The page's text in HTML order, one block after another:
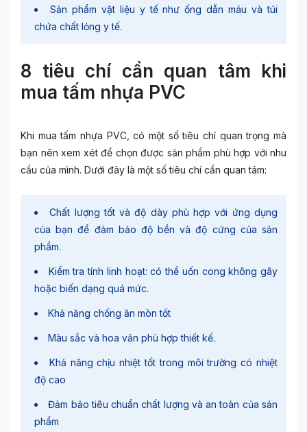
Sản phẩm vật liệu y tế như ống dẫn máu và túi
chứa chất lỏng y tế.
8 tiêu chí cần quan tâm khi
mua tấm nhựa PVC
Khi mua tấm nhựa PVC, có một số tiêu chí quan trọng mà
bạn nên xem xét để chọn được sản phẩm phù hợp với nhu
cầu của mình. Dưới đây là một số tiêu chí cần quan tâm:
Chất lượng tốt và độ dày phù hợp với ứng dụng
của bạn để đảm bảo độ bền và độ cứng của sản
phẩm.
Kiểm tra tính linh hoạt: có thể uốn cong không gãy
hoặc biến dạng quá mức.
Khả năng chống ăn mòn tốt
Màu sắc và hoa văn phù hợp thiết kế.
Khả năng chịu nhiệt tốt trong môi trường có nhiệt
độ cao
Đảm bảo tiêu chuẩn chất lượng và an toàn của sản
phẩm